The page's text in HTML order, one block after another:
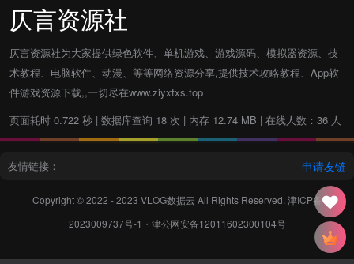
仄言资源社
仄言资源社为大家提供绿色软件、单机游戏、游戏源码、模拟器资源、技
术教程、电脑软件、动漫、等等网络资源分享,提供技术攻略教程、App软
件游戏资源下载,,一切尽在www.ziyxfxs.top
页面耗时 0.722 秒 | 数据库查询 18 次 | 内存 12.74 MB | 在线人数：36 人
友情链接： 申请友链
Copyright © 2022 - 2023 VLOG数据云 All Rights Reserved. 津ICP备
2023009737号-1 ・ 津公网安备12011602300104号